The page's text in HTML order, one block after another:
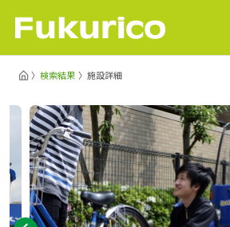
検索結果 施設詳細